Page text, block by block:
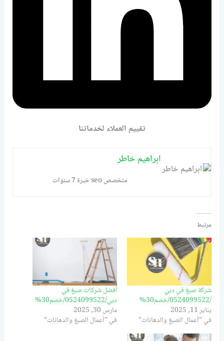
تقييم العملاء لخدماتنا
ابراهيم خاطر
متخصص seo خبرة 7 سنوات
مرتبط
شركة صبغ في دبي
/0524099522/خصم30%
يناير 11, 2025
في "أعمال الصبغ والدهانات"
أفضل شركات صبغ في
دبي/0524099522/خصم30%
مارس 30, 2025
في "أعمال الصبغ والدهانات"